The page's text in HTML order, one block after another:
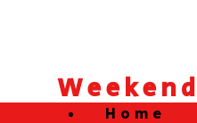
Home